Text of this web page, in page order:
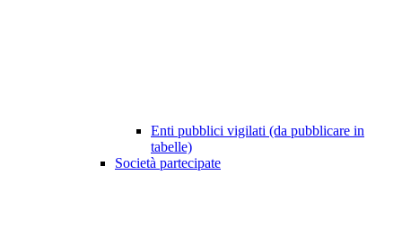
Enti pubblici vigilati (da pubblicare in
tabelle)
Società partecipate